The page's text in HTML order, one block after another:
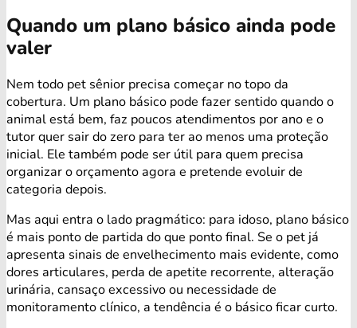
Quando um plano básico ainda pode
valer
Nem todo pet sênior precisa começar no topo da
cobertura. Um plano básico pode fazer sentido quando o
animal está bem, faz poucos atendimentos por ano e o
tutor quer sair do zero para ter ao menos uma proteção
inicial. Ele também pode ser útil para quem precisa
organizar o orçamento agora e pretende evoluir de
categoria depois.
Mas aqui entra o lado pragmático: para idoso, plano básico
é mais ponto de partida do que ponto final. Se o pet já
apresenta sinais de envelhecimento mais evidente, como
dores articulares, perda de apetite recorrente, alteração
urinária, cansaço excessivo ou necessidade de
monitoramento clínico, a tendência é o básico ficar curto.